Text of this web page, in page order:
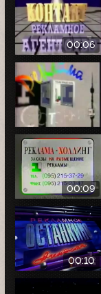
00:06
00:09
00:10